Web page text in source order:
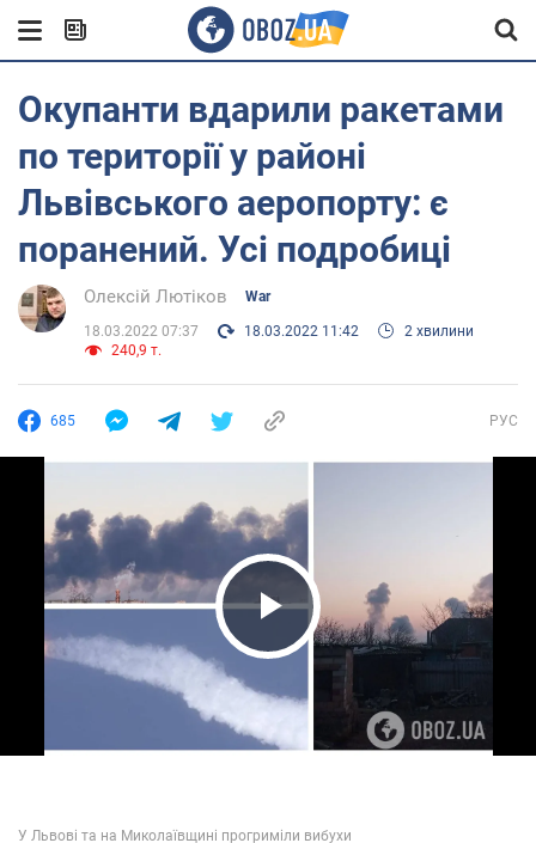
Окупанти вдарили ракетами
по території у районі
Львівського аеропорту: є
поранений. Усі подробиці
Олексій Лютіков War
18.03.2022 07:37 18.03.2022 11:42
2 хвилини
240,9 т.
685 РУС
Play Video